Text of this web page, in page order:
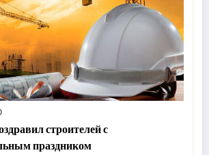
строителей с
праздником